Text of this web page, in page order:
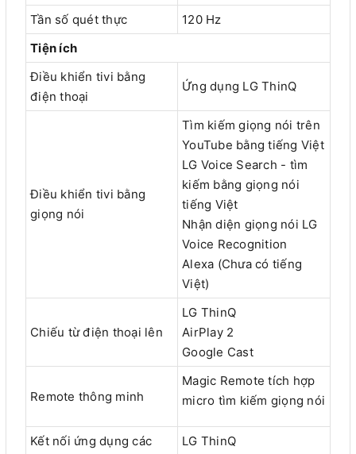
Tần số quét thực
120 Hz
Tiện ích
Điều khiển tivi bằng
điện thoại
Ứng dụng LG ThinQ
Điều khiển tivi bằng
giọng nói
Tìm kiếm giọng nói trên
YouTube bằng tiếng Việt
LG Voice Search - tìm
kiếm bằng giọng nói
tiếng Việt
Nhận diện giọng nói LG
Voice Recognition
Alexa (Chưa có tiếng
Việt)
Chiếu từ điện thoại lên
LG ThinQ
AirPlay 2
Google Cast
Remote thông minh
Magic Remote tích hợp
micro tìm kiếm giọng nói
Kết nối ứng dụng các
LG ThinQ